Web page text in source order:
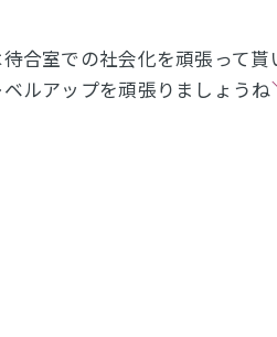
待合室での社会化を頑張って
ルアップを頑張りましょうね